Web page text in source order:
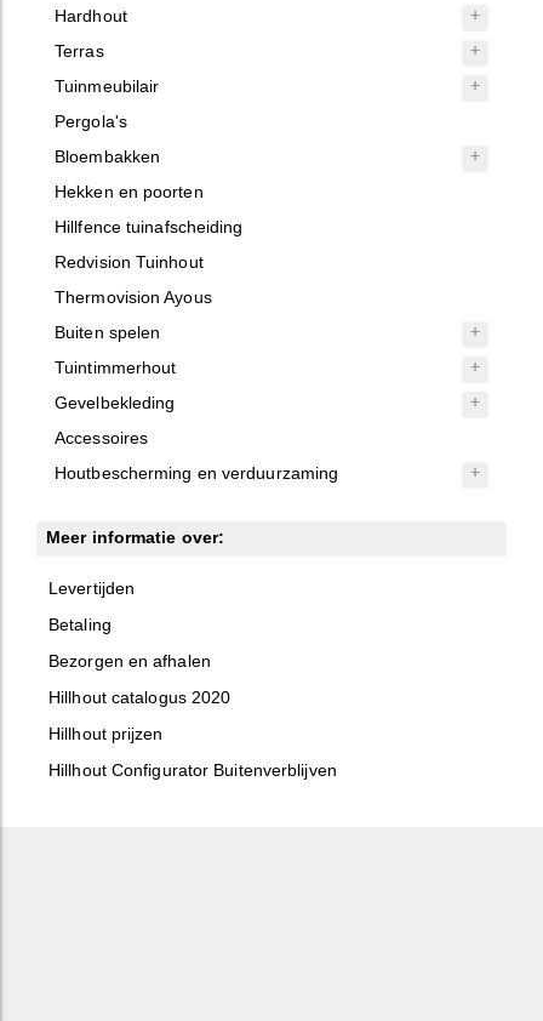
Hardhout
Terras
Tuinmeubilair
Pergola's
Bloembakken
Hekken en poorten
Hillfence tuinafscheiding
Redvision Tuinhout
Thermovision Ayous
Buiten spelen
Tuintimmerhout
Gevelbekleding
Accessoires
Houtbescherming en verduurzaming
Meer informatie over:
Levertijden
Betaling
Bezorgen en afhalen
Hillhout catalogus 2020
Hillhout prijzen
Hillhout Configurator Buitenverblijven